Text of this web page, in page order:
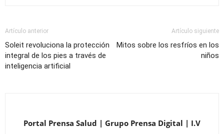
Artículo anterior
Soleit revoluciona la protección
integral de los pies a través de
inteligencia artificial
Artículo siguiente
Mitos sobre los resfríos en los
niños
Portal Prensa Salud | Grupo Prensa Digital | I.V